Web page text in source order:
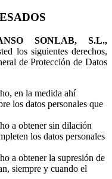
SONLAB, S.L.,
los siguientes derechos,
de Protección de Datos
en la medida ahí
los datos personales que
a obtener sin dilación
los datos personales
a obtener la supresión de
siempre y cuando el